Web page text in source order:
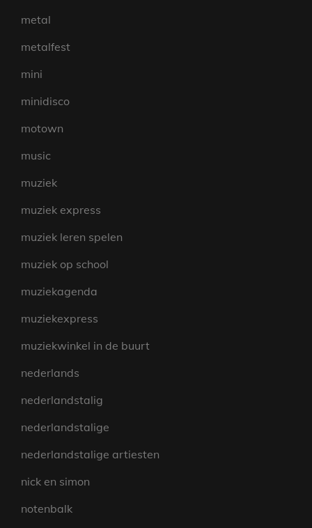
metal
metalfest
mini
minidisco
motown
music
muziek
muziek express
muziek leren spelen
muziek op school
muziekagenda
muziekexpress
muziekwinkel in de buurt
nederlands
nederlandstalig
nederlandstalige
nederlandstalige artiesten
nick en simon
notenbalk